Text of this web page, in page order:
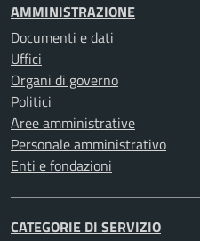
AMMINISTRAZIONE
Documenti e dati
Uffici
Organi di governo
Politici
Aree amministrative
Personale amministrativo
Enti e fondazioni
CATEGORIE DI SERVIZIO